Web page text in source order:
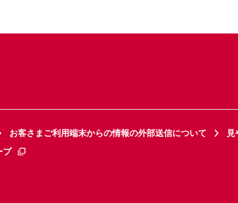
お客さまご利用端末からの情報の外部送信について
見
プ